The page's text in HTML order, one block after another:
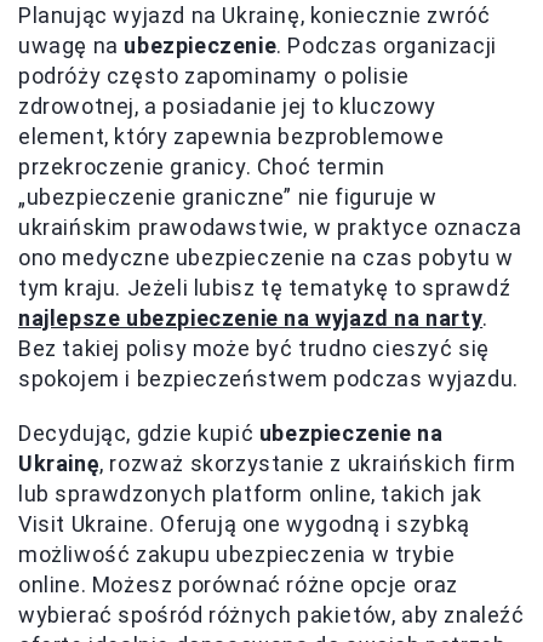
Planując wyjazd na Ukrainę, koniecznie zwróć
uwagę na ubezpieczenie. Podczas organizacji
podróży często zapominamy o polisie
zdrowotnej, a posiadanie jej to kluczowy
element, który zapewnia bezproblemowe
przekroczenie granicy. Choć termin
„ubezpieczenie graniczne” nie figuruje w
ukraińskim prawodawstwie, w praktyce oznacza
ono medyczne ubezpieczenie na czas pobytu w
tym kraju. Jeżeli lubisz tę tematykę to sprawdź
najlepsze ubezpieczenie na wyjazd na narty.
Bez takiej polisy może być trudno cieszyć się
spokojem i bezpieczeństwem podczas wyjazdu.
Decydując, gdzie kupić ubezpieczenie na
Ukrainę, rozważ skorzystanie z ukraińskich firm
lub sprawdzonych platform online, takich jak
Visit Ukraine. Oferują one wygodną i szybką
możliwość zakupu ubezpieczenia w trybie
online. Możesz porównać różne opcje oraz
wybierać spośród różnych pakietów, aby znaleźć